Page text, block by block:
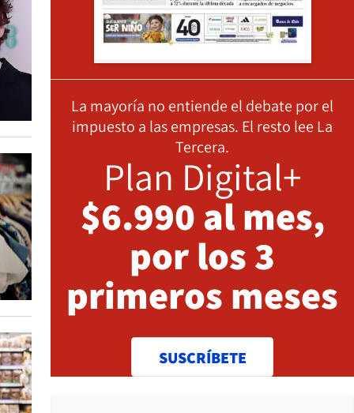
La mayoría no entiende el debate por el
impuesto a las empresas. El resto lee La
Tercera.
Plan Digital+
$6.990 al mes,
por los 3
primeros meses
SUSCRÍBETE